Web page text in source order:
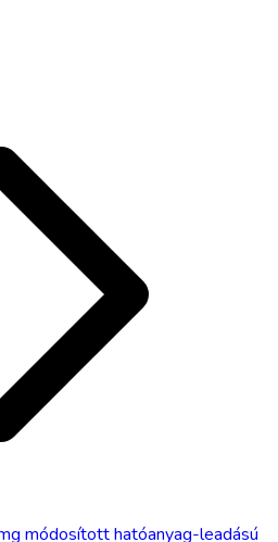
módosított hatóanyag-leadású